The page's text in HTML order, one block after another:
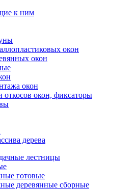
к ним
окон
окон
окон
откосов окон, фиксаторы
дерева
лестницы
готовые
деревянные сборные